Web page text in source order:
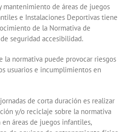
mantenimiento de áreas de juegos
e Instalaciones Deportivas tiene
de la Normativa de
seguridad accesibilidad.
la normativa puede provocar riesgos
usuarios e incumplimientos en
de corta duración es realizar
y/o reciclaje sobre la normativa
áreas de juegos infantiles,